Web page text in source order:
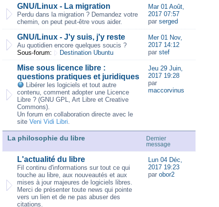
GNU/Linux - La migration
Perdu dans la migration ? Demandez votre
chemin, on peut peut-être vous aider.
Mar 01 Août,
2017 07:57
par serged
GNU/Linux - J'y suis, j'y reste
Au quotidien encore quelques soucis ?
Sous-forum:
Destination Ubuntu
Mer 01 Nov,
2017 14:12
par stef
Mise sous licence libre :
questions pratiques et juridiques
Libérer les logiciels et tout autre
contenu, comment adopter une Licence
Libre ? (GNU GPL, Art Libre et Creative
Commons).
Un forum en collaboration directe avec le
site Veni Vidi Libri.
Jeu 29 Juin,
2017 19:28
par
maccorvinus
La philosophie du libre
Dernier
message
L'actualité du libre
Fil continu d'informations sur tout ce qui
touche au libre, aux nouveautés et aux
mises à jour majeures de logiciels libres.
Merci de présenter toute news qui pointe
vers un lien et de ne pas abuser des
citations.
Lun 04 Déc,
2017 19:23
par obor2